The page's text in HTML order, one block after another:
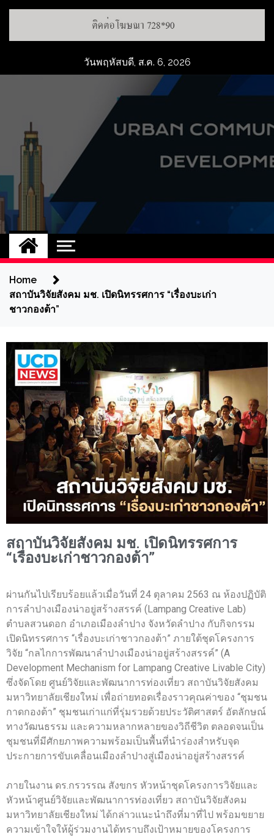
วันพฤหัสบดี, ส.ค. 6, 2026
UCD
NEW
Home
สถาบันวิจัยสังคม มช. เปิดนิทรรศการ “เรื่องบะเก่า
ชาวกองต้า”
สถาบันวิจัยสังคม มช. เปิดนิทรรศการ
“เรื่องบะเก่าชาวกองต้า”
ผ่านกันไปเรียบร้อยแล้วเมื่อวันที่ 24 ตุลาคม 2563 ณ ห้องปฏิบัติ
การลำปางเมืองน่าอยู่สร้างสรรค์ (Lampang Creative Lab)
ตำบลสวนดอก อำเภอเมืองลำปาง จังหวัดลำปาง กับกิจกรรม
เปิดนิทรรศการ “เรื่องบะเก่าชาวกองต้า” ภายใต้ชุดโครงการ
วิจัย “กลไกการพัฒนาลำปางเมืองน่าอยู่สร้างสรรค์” (A
Development Mechanism for Lampang Creative Livable City)
ซึ่งจัดโดย ศูนย์วิจัยและพัฒนาการท่องเที่ยว สถาบันวิจัยสังคม
มหาวิทยาลัยเชียงใหม่ เพื่อถ่ายทอดเรื่องราวคุณค่าของ “ชุมชน
กาดกองต้า” ชุมชนเก่าแก่ที่รุ่มรวยด้วยประวัติศาสตร์ อัตลักษณ์
ทางวัฒนธรรม และความหลากหลายของวิถีชีวิต ตลอดจนเป็น
ชุมชนที่มีศักยภาพความพร้อมเป็นพื้นที่นำร่องสำหรับจุด
ประกายการขับเคลื่อนเมืองลำปางสู่เมืองน่าอยู่สร้างสรรค์
ภายในงาน ดร.กรวรรณ สังขกร หัวหน้าชุดโครงการวิจัยและ
หัวหน้าศูนย์วิจัยและพัฒนาการท่องเที่ยว สถาบันวิจัยสังคม
มหาวิทยาลัยเชียงใหม่ ได้กล่าวแนะนำถึงที่มาที่ไป พร้อมขยาย
ความเข้าใจให้ผู้ร่วมงานได้ทราบถึงเป้าหมายของโครงการ